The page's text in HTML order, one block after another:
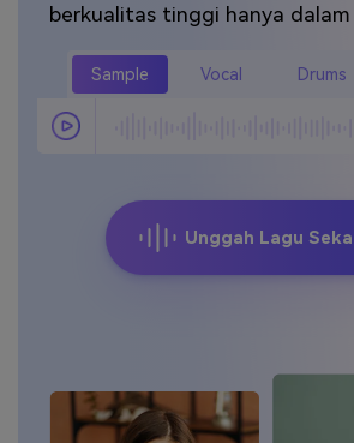
FAQs
Jelajahi Lebih Banyak >>
Berkreasi dengan AI
berkualitas tinggi hanya dalam
Sample Vocal Drums
Unggah Lagu